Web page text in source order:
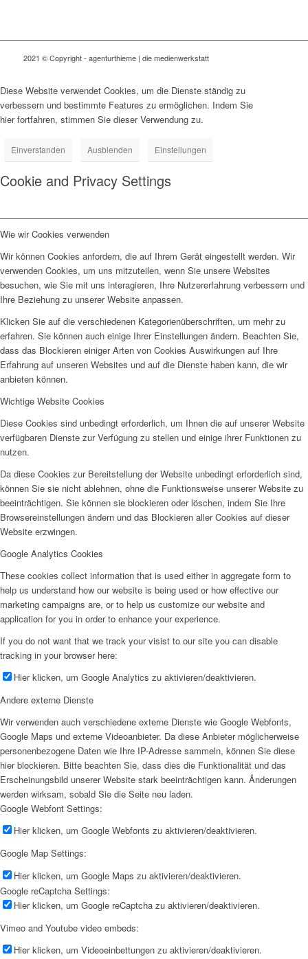
2021 © Copyright - agenturthieme | die medienwerkstatt
Diese Website verwendet Cookies, um die Dienste ständig zu
verbessern und bestimmte Features zu ermöglichen. Indem Sie
hier fortfahren, stimmen Sie dieser Verwendung zu.
Einverstanden Ausblenden Einstellungen
Cookie and Privacy Settings
Wie wir Cookies verwenden
Wir können Cookies anfordern, die auf Ihrem Gerät eingestellt werden. Wir
verwenden Cookies, um uns mitzuteilen, wenn Sie unsere Websites
besuchen, wie Sie mit uns interagieren, Ihre Nutzererfahrung verbessern und
Ihre Beziehung zu unserer Website anpassen.
Klicken Sie auf die verschiedenen Kategorienüberschriften, um mehr zu
erfahren. Sie können auch einige Ihrer Einstellungen ändern. Beachten Sie,
dass das Blockieren einiger Arten von Cookies Auswirkungen auf Ihre
Erfahrung auf unseren Websites und auf die Dienste haben kann, die wir
anbieten können.
Wichtige Website Cookies
Diese Cookies sind unbedingt erforderlich, um Ihnen die auf unserer Website
verfügbaren Dienste zur Verfügung zu stellen und einige ihrer Funktionen zu
nutzen.
Da diese Cookies zur Bereitstellung der Website unbedingt erforderlich sind,
können Sie sie nicht ablehnen, ohne die Funktionsweise unserer Website zu
beeinträchtigen. Sie können sie blockieren oder löschen, indem Sie Ihre
Browsereinstellungen ändern und das Blockieren aller Cookies auf dieser
Website erzwingen.
Google Analytics Cookies
These cookies collect information that is used either in aggregate form to
help us understand how our website is being used or how effective our
marketing campaigns are, or to help us customize our website and
application for you in order to enhance your experience.
If you do not want that we track your visist to our site you can disable
tracking in your browser here:
Hier klicken, um Google Analytics zu aktivieren/deaktivieren.
Andere externe Dienste
Wir verwenden auch verschiedene externe Dienste wie Google Webfonts,
Google Maps und externe Videoanbieter. Da diese Anbieter möglicherweise
personenbezogene Daten wie Ihre IP-Adresse sammeln, können Sie diese
hier blockieren. Bitte beachten Sie, dass dies die Funktionalität und das
Erscheinungsbild unserer Website stark beeinträchtigen kann. Änderungen
werden wirksam, sobald Sie die Seite neu laden.
Google Webfont Settings:
Hier klicken, um Google Webfonts zu aktivieren/deaktivieren.
Google Map Settings:
Hier klicken, um Google Maps zu aktivieren/deaktivieren.
Google reCaptcha Settings:
Hier klicken, um Google reCaptcha zu aktivieren/deaktivieren.
Vimeo and Youtube video embeds:
Hier klicken, um Videoeinbettungen zu aktivieren/deaktivieren.